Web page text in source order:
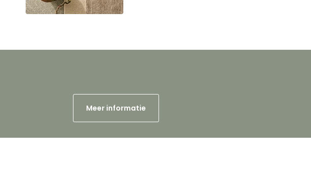
Meer informatie